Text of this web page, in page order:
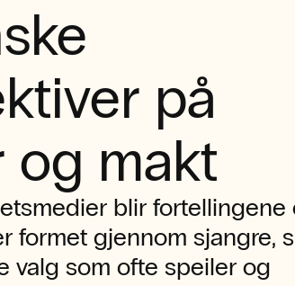
på
og makt
blir fortellingene
formet gjennom sjangre,
valg som ofte speiler og